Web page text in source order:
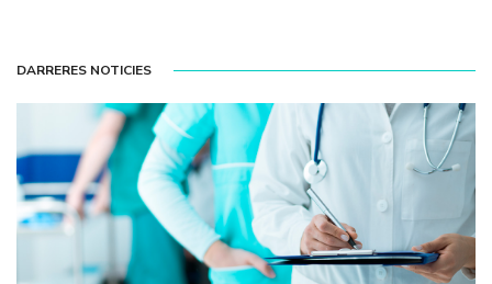
DARRERES NOTICIES